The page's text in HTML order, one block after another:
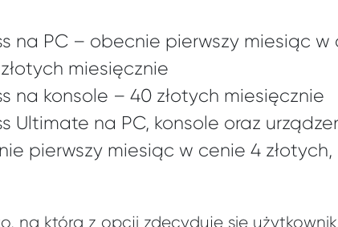
na PC – obecnie pierwszy miesiąc w
miesięcznie
na konsole – 40 złotych miesięcznie
Ultimate na PC, konsole oraz
pierwszy miesiąc w cenie 4 złotych,
na którą z opcji zdecyduje się